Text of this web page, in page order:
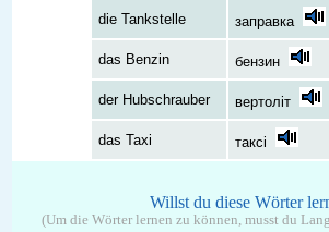
die Tankstelle заправка
das Benzin бензин
der Hubschrauber вертоліт
das Taxi таксі
Willst du diese Wörter
(Um die Wörter lernen zu können, musst du